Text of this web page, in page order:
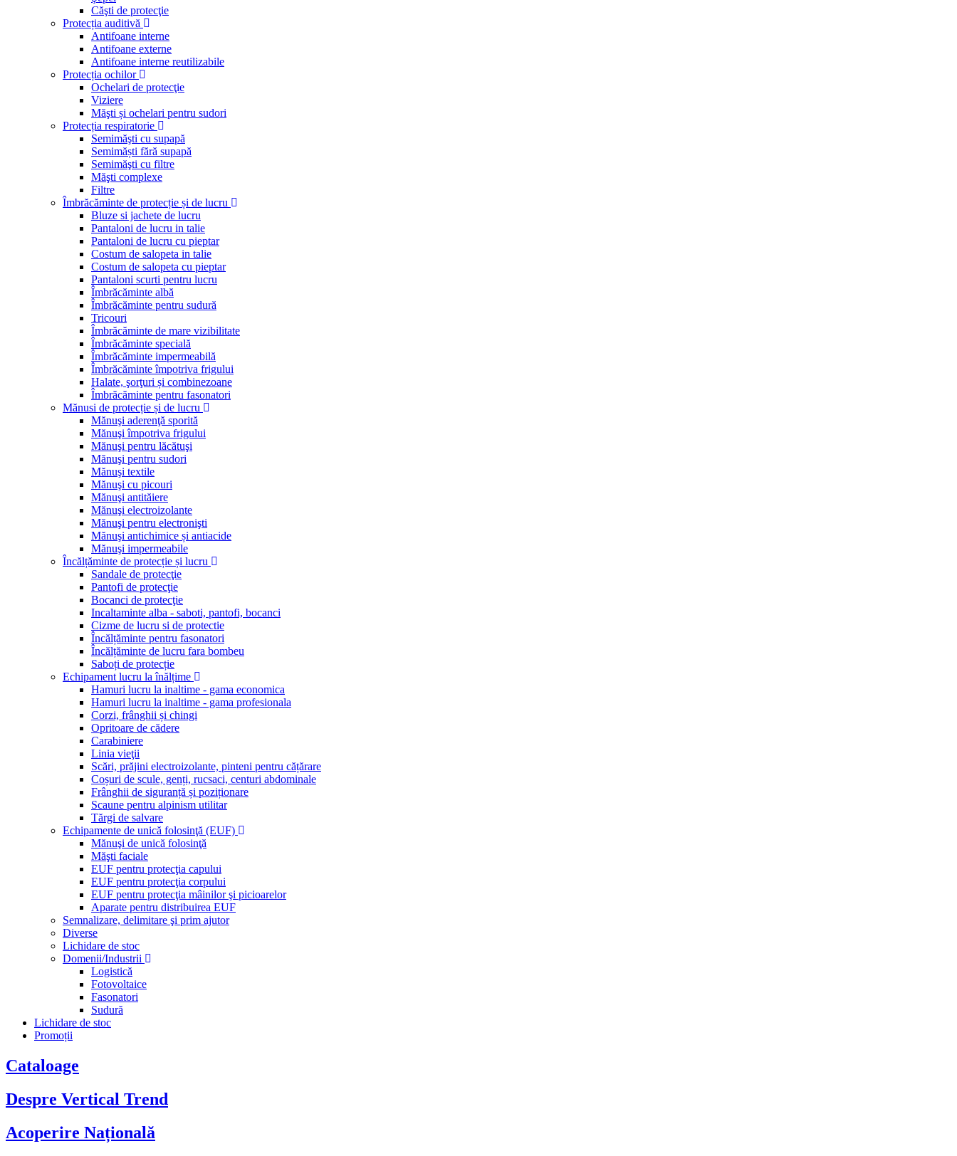
Căşti de protecţie
Protecția auditivă
Antifoane interne
Antifoane externe
Antifoane interne reutilizabile
Protecția ochilor
Ochelari de protecţie
Viziere
Măşti și ochelari pentru sudori
Protecția respiratorie
Semimăşti cu supapă
Semimăști fără supapă
Semimăşti cu filtre
Măşti complexe
Filtre
Îmbrăcăminte de protecție și de lucru
Bluze si jachete de lucru
Pantaloni de lucru in talie
Pantaloni de lucru cu pieptar
Costum de salopeta in talie
Costum de salopeta cu pieptar
Pantaloni scurti pentru lucru
Îmbrăcăminte albă
Îmbrăcăminte pentru sudură
Tricouri
Îmbrăcăminte de mare vizibilitate
Îmbrăcăminte specială
Îmbrăcăminte impermeabilă
Îmbrăcăminte împotriva frigului
Halate, şorţuri și combinezoane
Îmbrăcăminte pentru fasonatori
Mănusi de protecție și de lucru
Mănuşi aderenţă sporită
Mănuşi împotriva frigului
Mănuşi pentru lăcătuşi
Mănuşi pentru sudori
Mănuşi textile
Mănuşi cu picouri
Mănuşi antităiere
Mănuşi electroizolante
Mănuşi pentru electronişti
Mănuşi antichimice și antiacide
Mănuşi impermeabile
Încălțăminte de protecție și lucru
Sandale de protecţie
Pantofi de protecţie
Bocanci de protecţie
Incaltaminte alba - saboti, pantofi, bocanci
Cizme de lucru si de protectie
Încălțăminte pentru fasonatori
Încălțăminte de lucru fara bombeu
Saboți de protecție
Echipament lucru la înălțime
Hamuri lucru la inaltime - gama economica
Hamuri lucru la inaltime - gama profesionala
Corzi, frânghii și chingi
Opritoare de cădere
Carabiniere
Linia vieţii
Scări, prăjini electroizolante, pinteni pentru cățărare
Coșuri de scule, genți, rucsaci, centuri abdominale
Frânghii de siguranță și poziționare
Scaune pentru alpinism utilitar
Tărgi de salvare
Echipamente de unică folosinţă (EUF)
Mănuşi de unică folosinţă
Măşti faciale
EUF pentru protecţia capului
EUF pentru protecţia corpului
EUF pentru protecţia mâinilor şi picioarelor
Aparate pentru distribuirea EUF
Semnalizare, delimitare şi prim ajutor
Diverse
Lichidare de stoc
Domenii/Industrii
Logistică
Fotovoltaice
Fasonatori
Sudură
Lichidare de stoc
Promoții
Cataloage
Despre Vertical Trend
Acoperire Națională